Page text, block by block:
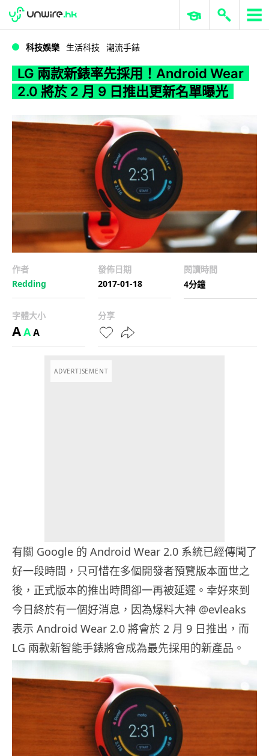
WWDC 2026 ERP 與商業 AI
科技娛樂 生活科技 潮流手錶
LG 兩款新錶率先採用！Android Wear
2.0 將於 2 月 9 日推出更新名單曝光
作者
Redding
發佈日期
2017-01-18
閱讀時間
4分鐘
字體大小
AAA
分享
ADVERTISEMENT
有關 Google 的 Android Wear 2.0 系統已經傳聞了
好一段時間，只可惜在多個開發者預覽版本面世之
後，正式版本的推出時間卻一再被延遲。幸好來到
今日終於有一個好消息，因為爆料大神 @evleaks
表示 Android Wear 2.0 將會於 2 月 9 日推出，而
LG 兩款新智能手錶將會成為最先採用的新產品。